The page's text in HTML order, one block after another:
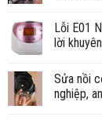
Lỗi E01
lời
Sửa nồi
nghiệp,